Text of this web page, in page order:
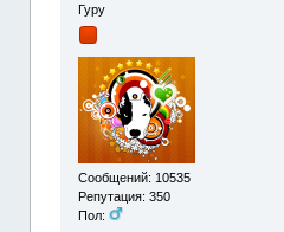
Гуру
Сообщений: 10535
Репутация: 350
Пол: